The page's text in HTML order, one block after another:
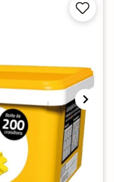

